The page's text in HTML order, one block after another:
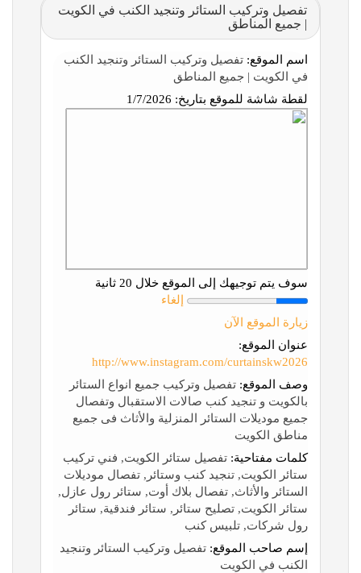
تفصيل وتركيب الستائر وتنجيد الكنب في الكويت
| جميع المناطق
اسم الموقع: تفصيل وتركيب الستائر وتنجيد الكنب
في الكويت | جميع المناطق
لقطة شاشة للموقع بتاريخ:
سوف يتم توجيهك إلى الموقع خلال 20 ثانية
إلغاء
زيارة الموقع الآن
عنوان الموقع:
http://www.instagram.com/curtainskw2026
وصف الموقع: تفصيل وتركيب جميع انواع الستائر
بالكويت و تنجيد كنب صالات الاستقبال وتفصال
جميع موديلات الستائر المنزلية والأثاث فى جميع
مناطق الكويت
كلمات مفتاحية: تفصيل ستائر الكويت, فني تركيب
ستائر الكويت, تنجيد كنب وستائر, تفصال موديلات
الستائر والأثاث, تفصال بلاك أوت, ستائر رول عازل,
ستائر الكويت, تصليح ستائر, ستائر فندقية, ستائر
رول شركات, تلبيس كنب
إسم صاحب الموقع: تفصيل وتركيب الستائر وتنجيد
الكنب في الكويت